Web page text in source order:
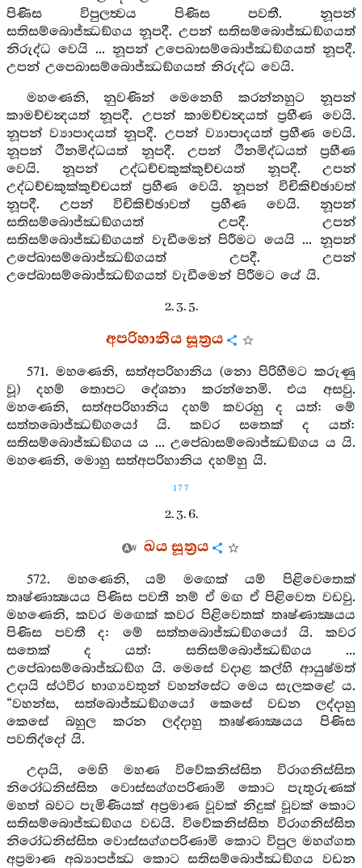
පිණිස විපුලත්‍වය පිණිස පවතී. නූපන්
සතිසම්බොජ්ඣඞ්ගය නූපදී. උපන් සතිසම්බොජ්ඣඞ්ගයත්
නිරුද්ධ වෙයි ... නූපන් උපෙඛාසම්බොජ්ඣඞ්ගයත් නූපදී.
උපන් උපෙඛාසම්බොජ්ඣඞ්ගයත් නිරුද්ධ වෙයි.
මහණෙනි, නුවණින් මෙනෙහි කරන්නහුට නූපන්
කාමච්චන්‍දයත් නූපදී. උපන් කාමච්චන්‍දයත් ප්‍රහීණ වෙයි.
නූපන් ව්‍යාපාදයත් නූපදී. උපන් ව්‍යාපාදයත් ප්‍රහීණ වෙයි.
නූපන් ථීනමිද්ධයත් නූපදී. උපන් ථීනමිද්ධයත් ප්‍රහීණ
වෙයි. නූපන් උද්ධච්චකුක්කුච්චයත් නූපදී. උපන්
උද්ධච්චකුක්කුච්චයත් ප්‍රහීණ වෙයි. නූපන් විචිකිච්ඡාවත්
නූපදී. උපන් විචිකිච්ඡාවත් ප්‍රහීණ වෙයි. නූපන්
සතිසම්බොජ්ඣඞ්ගයත් උපදී. උපන්
සතිසම්බොජ්ඣඞ්ගයත් වැඩීමෙන් පිරීමට යෙයි ... නූපන්
උපේඛාසම්බොජ්ඣඞ්ගයත් උපදී. උපන්
උපේඛාසම්බොජ්ඣඞ්ගයත් වැඩීමෙන් පිරීමට යේ යි.
2. 3. 5.
අපරිහානිය සූත්‍රය
571. මහණෙනි, සත්අපරිහානිය (නො පිරිහීමට කරුණු
වූ) දහම් තොපට දේශනා කරන්නෙමි. එය අසවු.
මහණෙනි, සත්අපරිහානිය දහම් කවරහු ද යත්: මේ
සත්තබොජ්ඣඞ්ගයෝ යි. කවර සතෙක් ද යත්:
සතිසම්බොජ්ඣඞ්ගය ය ... උපේඛාසම්බොජ්ඣඞ්ගය ය යි.
මහණෙනි, මොහු සත්අපරිහානිය දහම්හු යි.
177
2. 3. 6.
ඛය සූත්‍රය
572. මහණෙනි, යම් මඟෙක් යම් පිළිවෙතෙක්
තෘෂ්ණාක්‍ෂයය පිණිස පවතී නම් ඒ මඟ ඒ පිළිවෙත වඩවු.
මහණෙනි, කවර මඟෙක් කවර පිළිවෙතක් තෘෂ්ණාක්‍ෂයය
පිණිස පවතී ද: මේ සත්තබොජ්ඣඞ්ගයෝ යි. කවර
සතෙක් ද යත්: සතිසම්බොජ්ඣඞ්ගය ...
උපේඛාසම්බොජ්ඣඞ්ග යි. මෙසේ වදාළ කල්හි ආයුෂ්මත්
උදායි ස්ථවිර භාග්‍යවතුන් වහන්සේට මෙය සැලකළේ ය.
“වහන්ස, සත්බොජ්ඣඞ්ගයෝ කෙසේ වඩන ලද්දාහු
කෙසේ බහුල කරන ලද්දාහු තෘෂ්ණාක්‍ෂයය පිණිස
පවතිද්දෝ යි.
උදායි, මෙහි මහණ විවේකනිස්සිත විරාගනිස්සිත
නිරෝධනිස්සිත වොස්සග්ගපරිණාමි කොට පැතුරුණක්
මහත් බවට පැමිණියක් අප්‍රමාණ වූවක් නිදුක් වූවක් කොට
සතිසම්බොජ්ඣඞ්ගය වඩයි. විවේකනිස්සිත විරාගනිස්සිත
නිරෝධනිස්සිත වොස්සග්ගපරිණාමි කොට විපුල මහග්ගත
අප්‍රමාණ අබ්‍යාපජ්ඣ කොට සතිසම්බොජ්ඣඞ්ගය වඩන